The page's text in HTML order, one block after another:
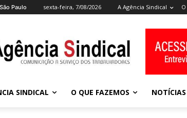
São Paulo sexta-feira, 7/08/2026 A Agência Sindical
SINDICAL O QUE FAZEMOS NOTÍCIAS